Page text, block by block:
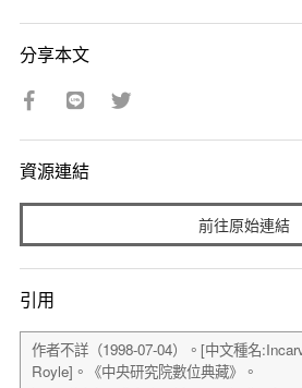
分享本文
資源連結
前往原始連結
引用